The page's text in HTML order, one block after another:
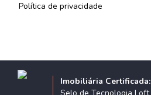
Política de privacidade
Imobiliária Certificada: